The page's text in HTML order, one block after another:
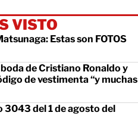
VISTO
Estas son FOTOS
de Cristiano Ronaldo y
de vestimenta “y muchas
3043 del 1 de agosto del